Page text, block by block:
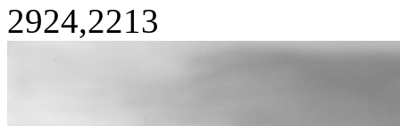
2924,2213